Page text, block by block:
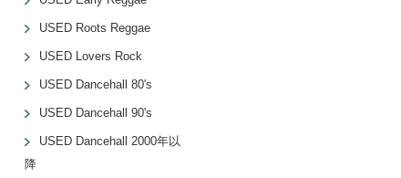
USED Roots Reggae
USED Lovers Rock
USED Dancehall 80's
USED Dancehall 90's
USED Dancehall 2000年以
降